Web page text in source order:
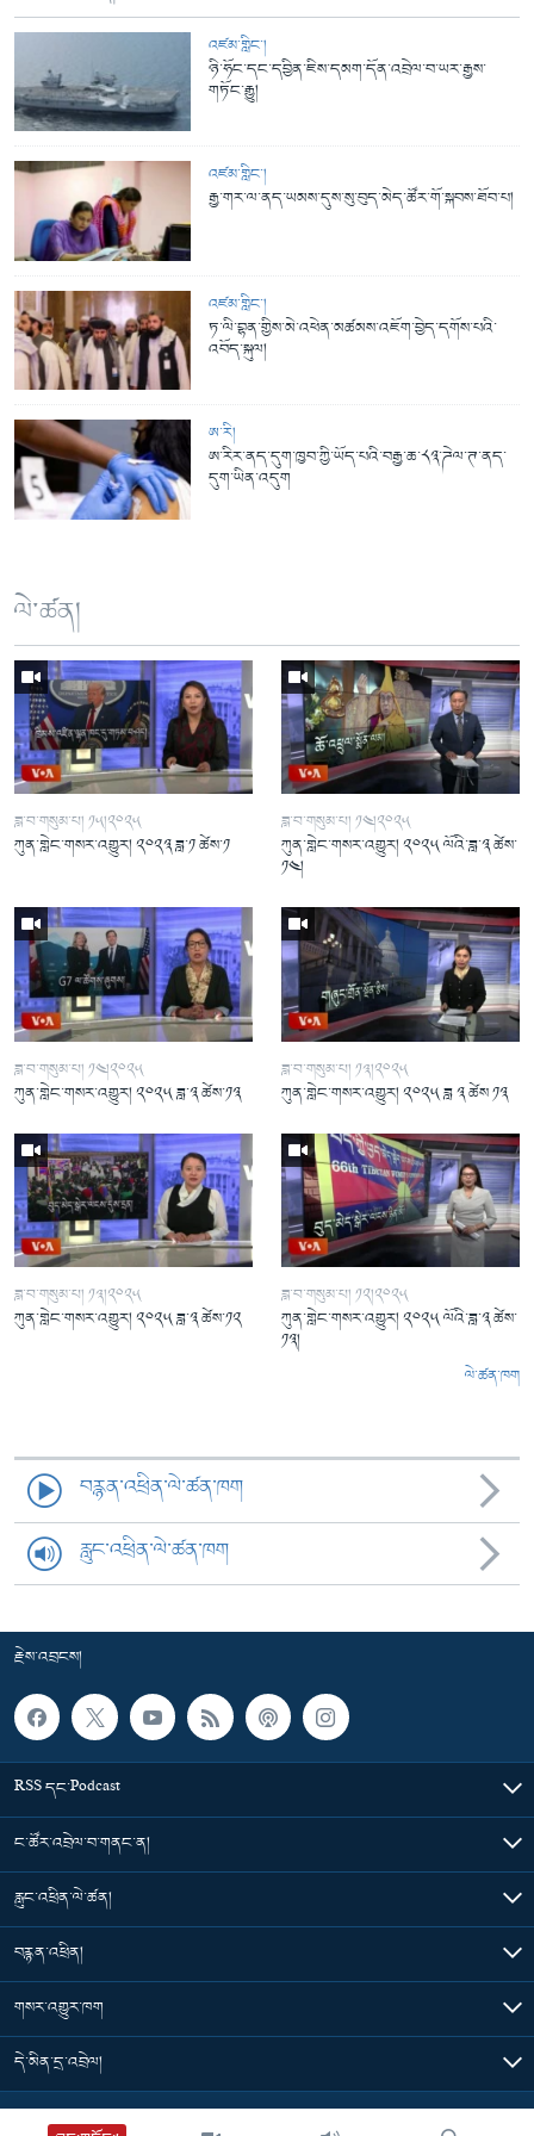
འཛམ་གླིང་།
ཉི་ཧོང་དང་དབྱིན་ཇིས་དམག་དོན་འབྲེལ་བ་ཡར་རྒྱས་
གཏོང་རྒྱུ།
འཛམ་གླིང་།
རྒྱ་གར་ལ་ནད་ཡམས་དུས་སུ་བུད་མེད་ཚོར་གོ་སྐབས་ཐོབ་པ།
འཛམ་གླིང་།
ཏ་ལི་བྷན་གྱིས་མེ་འཕེན་མཚམས་འཇོག་བྱེད་དགོས་པའི་
འབོད་སྐུལ།
ཨ་རི།
ཨ་རིར་ནད་དུག་ཁྱབ་ཀྱི་ཡོད་པའི་བརྒྱ་ཆ་༨༣་ཌེལ་ཊ་ནད་
དུག་ཡིན་འདུག
ལེ་ཚན།
ཟླ་བ་གསུམ་པ། ༡༥།༢༠༢༥
ཀུན་གླེང་གསར་འགྱུར། ༢༠༢༣ ཟླ་༡ ཚེས་༡
ཟླ་བ་གསུམ་པ། ༡༤།༢༠༢༥
ཀུན་གླེང་གསར་འགྱུར། ༢༠༢༥ ལོའི་ཟླ་༣ ཚེས་
༡༤།
ཟླ་བ་གསུམ་པ། ༡༤།༢༠༢༥
ཀུན་གླེང་གསར་འགྱུར། ༢༠༢༥ ཟླ་༣ ཚེས་༡༣
ཟླ་བ་གསུམ་པ། ༡༣།༢༠༢༥
ཀུན་གླེང་གསར་འགྱུར། ༢༠༢༥ ཟླ ༣ ཚེས ༡༣
ཟླ་བ་གསུམ་པ། ༡༣།༢༠༢༥
ཀུན་གླེང་གསར་འགྱུར། ༢༠༢༥ ཟླ་༣ ཚེས་༡༢
ཟླ་བ་གསུམ་པ། ༡༢།༢༠༢༥
ཀུན་གླེང་གསར་འགྱུར། ༢༠༢༥ ལོའི་ཟླ་༣ ཚེས་
༡༣།
ལེ་ཚན་ཁག
བརྙན་འཕྲིན་ལེ་ཚན་ཁག
རླུང་འཕྲིན་ལེ་ཚན་ཁག
རྗེས་འབྲངས།
RSS དང་Podcast
ང་ཚོར་འབྲེལ་བ་གནང་ན།
རླུང་འཕྲིན་ལེ་ཚན།
བརྙན་འཕྲིན།
གསར་འགྱུར་ཁག
དེ་མིན་དྲ་འབྲེལ།
Tibet Time